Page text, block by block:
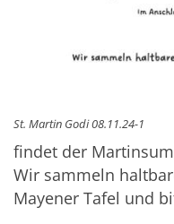
St. Martin Godi 08.11.24-1
findet der
Wir sammeln
Mayener Tafel und